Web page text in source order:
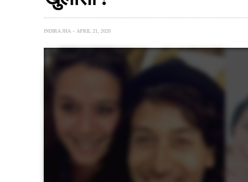
INDIRA JHA APRIL 21, 2020